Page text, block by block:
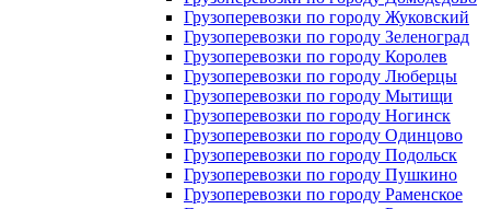
Грузоперевозки по городу Жуковский
Грузоперевозки по городу Зеленоград
Грузоперевозки по городу Королев
Грузоперевозки по городу Люберцы
Грузоперевозки по городу Мытищи
Грузоперевозки по городу Ногинск
Грузоперевозки по городу Одинцово
Грузоперевозки по городу Подольск
Грузоперевозки по городу Пушкино
Грузоперевозки по городу Раменское